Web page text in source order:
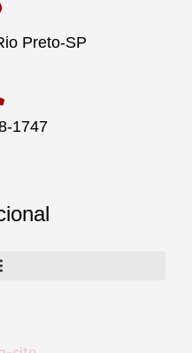
Preto-SP
1747